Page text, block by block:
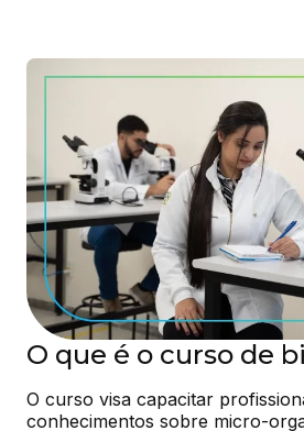
O que é o curso de
O curso visa capacitar
conhecimentos sobre micro-